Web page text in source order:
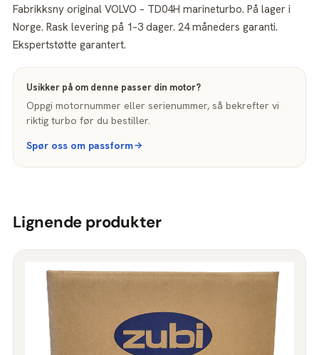
Fabrikksny original VOLVO – TD04H marineturbo. På lager i
Norge. Rask levering på 1–3 dager. 24 måneders garanti.
Ekspertstøtte garantert.
Usikker på om denne passer din motor?
Oppgi motornummer eller serienummer, så bekrefter vi
riktig turbo før du bestiller.
Spør oss om passform
Lignende produkter